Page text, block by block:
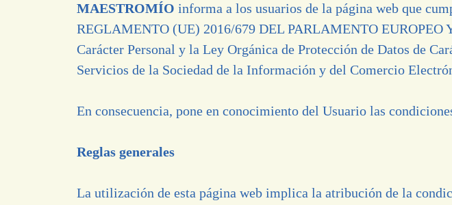
MAESTROMÍO informa a los usuarios de la página web que
REGLAMENTO (UE) 2016/679 DEL PARLAMENTO EUROPEO
Carácter Personal y la Ley Orgánica de Protección de Datos de
Servicios de la Sociedad de la Información y del Comercio
En consecuencia, pone en conocimiento del Usuario las
Reglas generales
La utilización de esta página web implica la atribución de la